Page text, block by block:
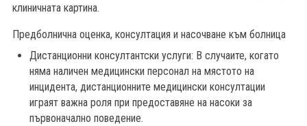
клиничната картина.
Предболнична оценка, консултация и насочване към болница
Дистанционни консултантски услуги: В случаите, когато
няма наличен медицински персонал на мястото на
инцидента, дистанционните медицински консултации
играят важна роля при предоставяне на насоки за
първоначално поведение.